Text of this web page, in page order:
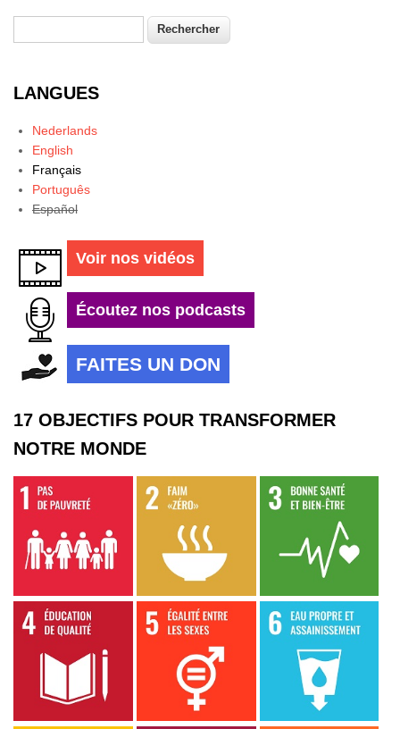
Formulaire de recherche
LANGUES
Nederlands
English
Français
Português
Español
Voir nos vidéos
Écoutez nos podcasts
FAITES UN DON
17 OBJECTIFS POUR TRANSFORMER
NOTRE MONDE